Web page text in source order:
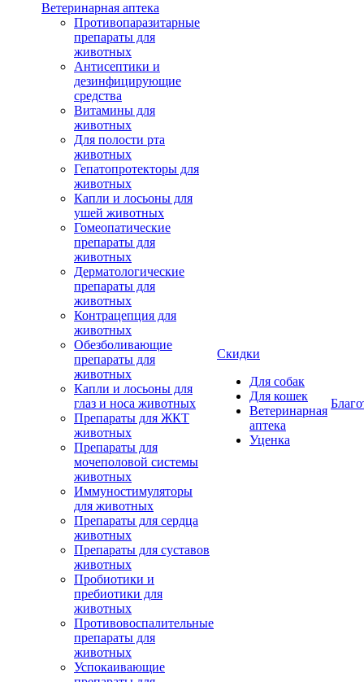
Ветеринарная аптека
Противопаразитарные
препараты для
животных
Антисептики и
дезинфицирующие
средства
Витамины для
животных
Для полости рта
животных
Гепатопротекторы для
животных
Капли и лосьоны для
ушей животных
Гомеопатические
препараты для
животных
Дерматологические
препараты для
животных
Контрацепция для
животных
Обезболивающие
препараты для
животных
Капли и лосьоны для
глаз и носа животных
Препараты для ЖКТ
животных
Препараты для
мочеполовой системы
животных
Иммуностимуляторы
для животных
Препараты для сердца
животных
Препараты для суставов
животных
Пробиотики и
пребиотики для
животных
Противовоспалительные
препараты для
животных
Успокаивающие
Скидки
Для собак
Для кошек
Ветеринарная
аптека
Уценка